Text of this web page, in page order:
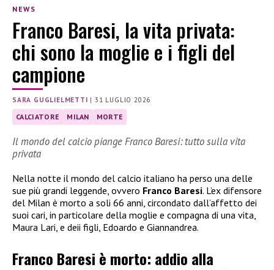
NEWS
Franco Baresi, la vita privata:
chi sono la moglie e i figli del
campione
SARA GUGLIELMETTI |31 LUGLIO 2026
CALCIATORE MILAN MORTE
Il mondo del calcio piange Franco Baresi: tutto sulla vita
privata
Nella notte il mondo del calcio italiano ha perso una delle
sue più grandi leggende, ovvero Franco Baresi. L’ex difensore
del Milan è morto a soli 66 anni, circondato dall’affetto dei
suoi cari, in particolare della moglie e compagna di una vita,
Maura Lari, e deii figli, Edoardo e Giannandrea.
Franco Baresi è morto: addio alla